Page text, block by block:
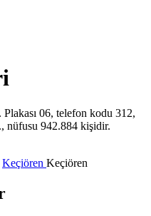
06, telefon kodu 312,
nüfusu 942.884 kişidir.
Keçiören Keçiören